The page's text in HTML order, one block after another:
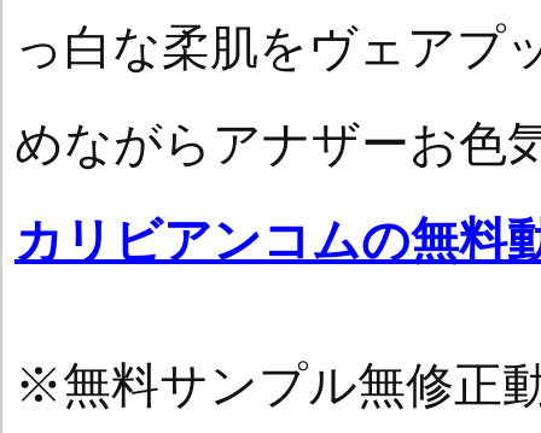
っ白な柔肌をヴェアプ
めながらアナザーお色
カリビアンコムの無料
※無料サンプル無修正